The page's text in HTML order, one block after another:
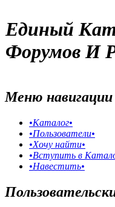
Единый
Форумов И
Меню навигации
•Каталог•
•Пользователи•
•Хочу найти•
•Вступить в
•Навестить•